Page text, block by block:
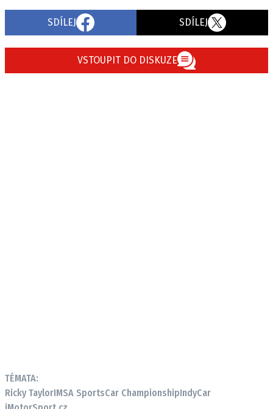
SDÍLEJ SDÍLEJ
VSTOUPIT DO DISKUZE
TÉMATA:
Ricky TaylorIMSA SportsCar ChampionshipIndyCar